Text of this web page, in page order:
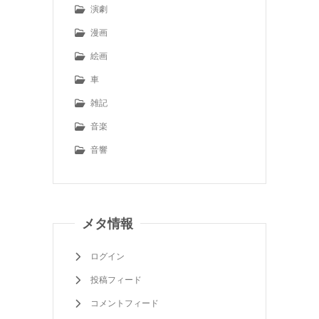
演劇
漫画
絵画
車
雑記
音楽
音響
メタ情報
ログイン
投稿フィード
コメントフィード